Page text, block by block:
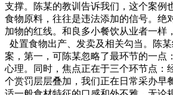
支撑。陈某的教训告诉我们，这个案例
食物原料，往往是违法添加的信号。绝
加物的红线。和良多小餐饮从业者一样
处置食物出产、发卖及相关勾当。陈
案，第一，可陈某忽略了最环节的一点
心理。同时，焦点正在于三个环节点：
个赏罚层层叠加，我们正在日常采办早